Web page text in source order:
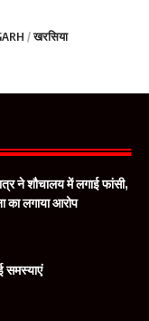
खरसिया
ने शौचालय में लगाई फांसी,
का लगाया आरोप
समस्याएं